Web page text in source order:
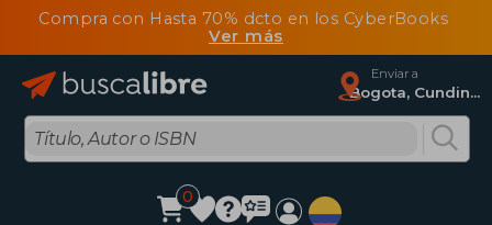
Compra con Hasta 70% dcto en los CyberBooks
Ver más
Enviar a
Bogota, Cundinamarca
0